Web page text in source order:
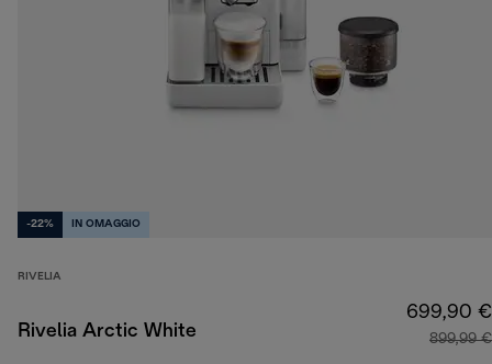
-22% IN OMAGGIO
RIVELIA
Rivelia Arctic White
699,90 €
899,99 €